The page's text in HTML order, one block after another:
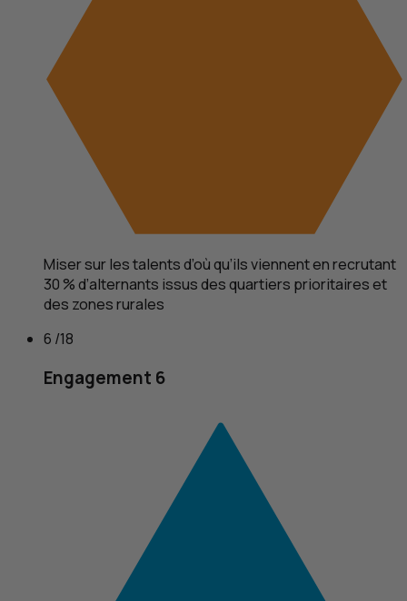
Miser sur les talents d’où qu’ils viennent en recrutant
30 % d’alternants issus des quartiers prioritaires et
des zones rurales
6 /18
Engagement 6